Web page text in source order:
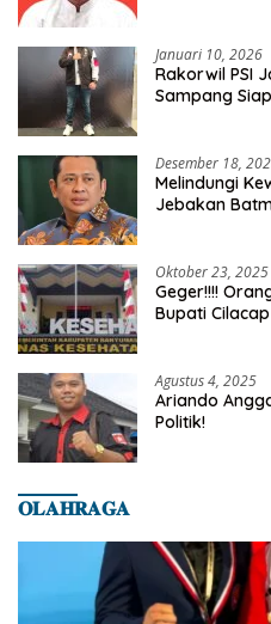
Januari 10, 2026
Rakorwil PSI
Sampang
Desember 18,
Melindungi
Jebakan
Oktober 23, 2025
Geger!!!!
Bupati
Agustus 4, 2025
Ariando
Politik!
𝐎𝐋𝐀𝐇𝐑𝐀𝐆𝐀